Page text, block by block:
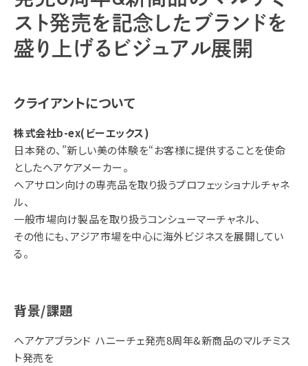
スト発売を記念したブランドを
盛り上げるビジュアル展開
クライアントについて
株式会社b-ex(ビーエックス)
日本発の、”新しい美の体験を“お客様に提供することを使命
としたヘアケアメーカー。
ヘアサロン向けの専売品を取り扱うプロフェッショナルチャネ
ル、
一般市場向け製品を取り扱うコンシューマーチャネル、
その他にも、アジア市場を中心に海外ビジネスを展開してい
る。
背景/課題
ヘアケアブランド ハニーチェ発売8周年&新商品のマルチミス
ト発売を